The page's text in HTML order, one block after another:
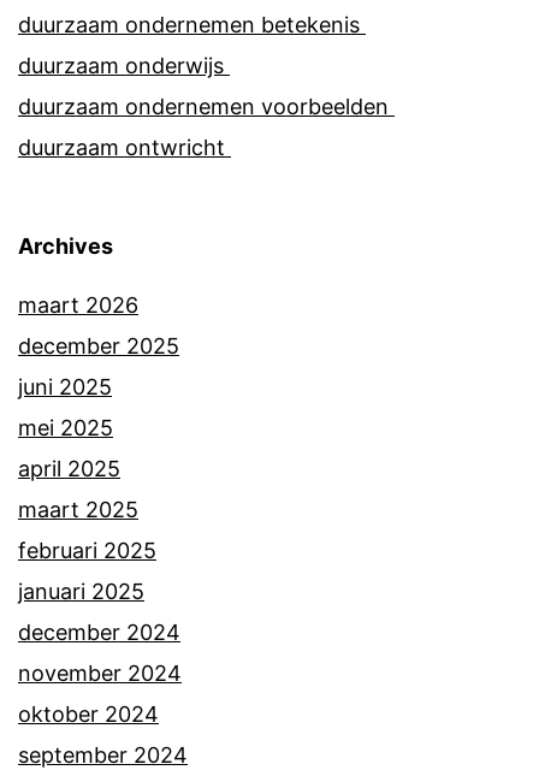
duurzaam ondernemen betekenis
duurzaam onderwijs
duurzaam ondernemen voorbeelden
duurzaam ontwricht
Archives
maart 2026
december 2025
juni 2025
mei 2025
april 2025
maart 2025
februari 2025
januari 2025
december 2024
november 2024
oktober 2024
september 2024